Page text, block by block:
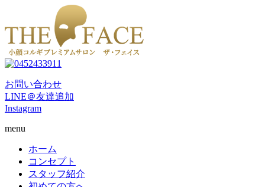
お問い合わせ
LINE＠友達追加
Instagram
menu
ホーム
コンセプト
スタッフ紹介